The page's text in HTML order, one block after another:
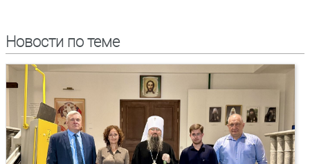
Новости по теме